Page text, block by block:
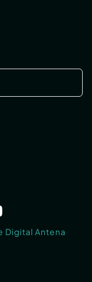
Digital Antena